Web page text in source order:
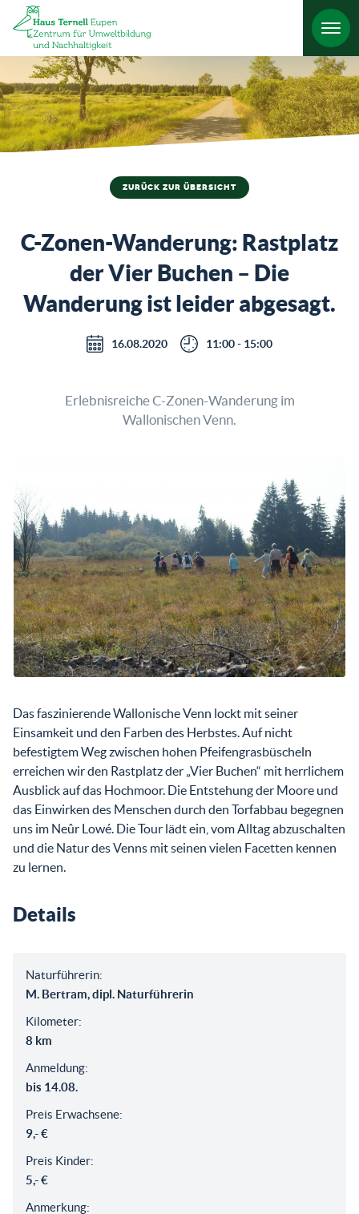
ZURÜCK ZUR ÜBERSICHT
C-Zonen-Wanderung: Rastplatz
der Vier Buchen – Die
Wanderung ist leider abgesagt.
16.08.2020 11:00 - 15:00
Erlebnisreiche C-Zonen-Wanderung im
Wallonischen Venn.
Das faszinierende Wallonische Venn lockt mit seiner
Einsamkeit und den Farben des Herbstes. Auf nicht
befestigtem Weg zwischen hohen Pfeifengrasbüscheln
erreichen wir den Rastplatz der „Vier Buchen“ mit herrlichem
Ausblick auf das Hochmoor. Die Entstehung der Moore und
das Einwirken des Menschen durch den Torfabbau begegnen
uns im Neûr Lowé. Die Tour lädt ein, vom Alltag abzuschalten
und die Natur des Venns mit seinen vielen Facetten kennen
zu lernen.
Details
Naturführerin:
M. Bertram, dipl. Naturführerin
Kilometer:
8 km
Anmeldung:
bis 14.08.
Preis Erwachsene:
9,- €
Preis Kinder:
5,- €
Anmerkung: